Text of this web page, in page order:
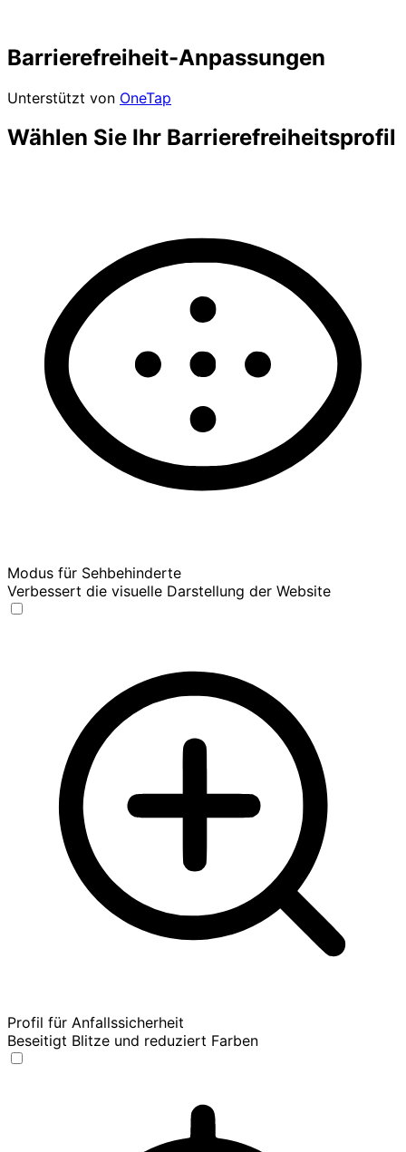
Barrierefreiheit-Anpassungen
Unterstützt von OneTap
Wählen Sie Ihr Barrierefreiheitsprofil
Modus für Sehbehinderte
Verbessert die visuelle Darstellung der Website
Profil für Anfallssicherheit
Beseitigt Blitze und reduziert Farben